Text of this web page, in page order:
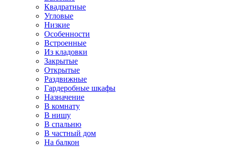
Квадратные
Угловые
Низкие
Особенности
Встроенные
Из кладовки
Закрытые
Открытые
Раздвижные
Гардеробные шкафы
Назначение
В комнату
В нишу
В спальню
В частный дом
На балкон